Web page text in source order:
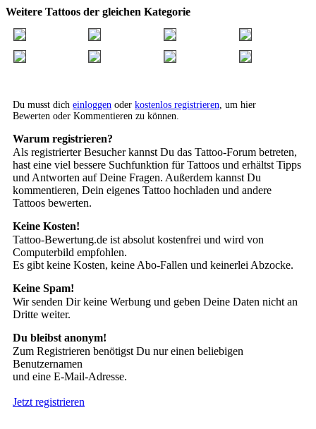
Weitere Tattoos der gleichen Kategorie
Du musst dich einloggen oder kostenlos registrieren , um hier
Bewerten oder Kommentieren zu können.
Warum registrieren?
Als registrierter Besucher kannst Du das Tattoo-Forum betreten,
hast eine viel bessere Suchfunktion für Tattoos und erhältst Tipps
und Antworten auf Deine Fragen. Außerdem kannst Du
kommentieren, Dein eigenes Tattoo hochladen und andere
Tattoos bewerten.
Keine Kosten!
Tattoo-Bewertung.de ist absolut kostenfrei und wird von
Computerbild empfohlen.
Es gibt keine Kosten, keine Abo-Fallen und keinerlei Abzocke.
Keine Spam!
Wir senden Dir keine Werbung und geben Deine Daten nicht an
Dritte weiter.
Du bleibst anonym!
Zum Registrieren benötigst Du nur einen beliebigen
Benutzernamen
und eine E-Mail-Adresse.
Jetzt registrieren